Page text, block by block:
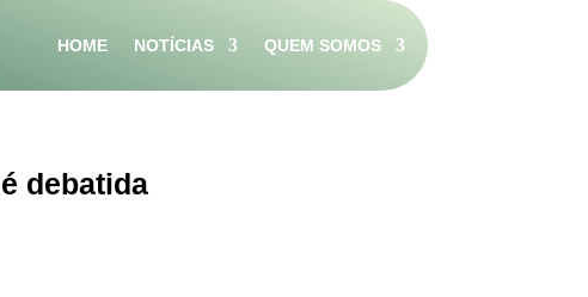
HOME NOTÍCIAS QUEM SOMOS
debatida